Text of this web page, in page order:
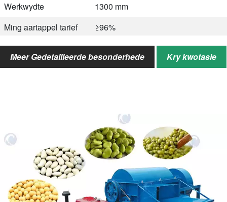
Werkwydte
1300 mm
Ming aartappel tarief
≥96%
Velbreekkoers
≤2%
Ooreenstemmende
≥40 pk
4500*4000*2700mm
Verpakkingsgrootte
3200*1800*1850mm
Meer Gedetailleerde besonderhede Kry kwotasie